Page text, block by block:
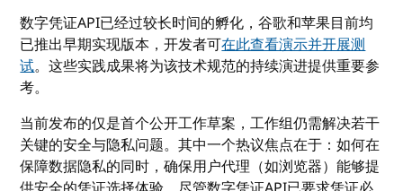
数字凭证API已经过较长时间的孵化，谷歌和苹果目前均
已推出早期实现版本，开发者可在此查看演示并开展测
试。这些实践成果将为该技术规范的持续演进提供重要参
考。
当前发布的仅是首个公开工作草案，工作组仍需解决若干
关键的安全与隐私问题。其中一个热议焦点在于：如何在
保障数据隐私的同时，确保用户代理（如浏览器）能够提